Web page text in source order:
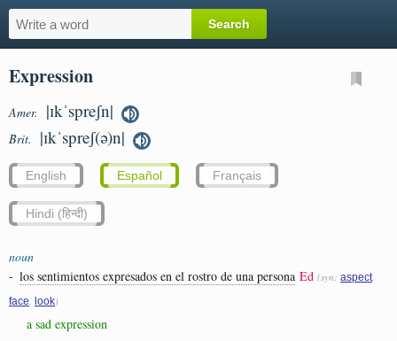
Expression
Amer. |ɪkˈspreʃn|
Brit. |ɪkˈspreʃ(ə)n|
English Español Français
Hindi (हिन्दी)
noun
- los sentimientos expresados ​​en el rostro de una persona Ed (syn: aspect
face look)
a sad expression